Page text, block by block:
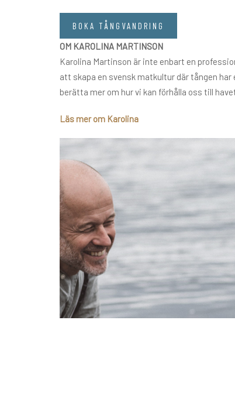
BOKA TÅNGVANDRING
OM KAROLINA MARTINSON
Karolina Martinson är inte enbart en
att skapa en svensk matkultur där tången har
berätta mer om hur vi kan förhålla oss till
Läs mer om Karolina